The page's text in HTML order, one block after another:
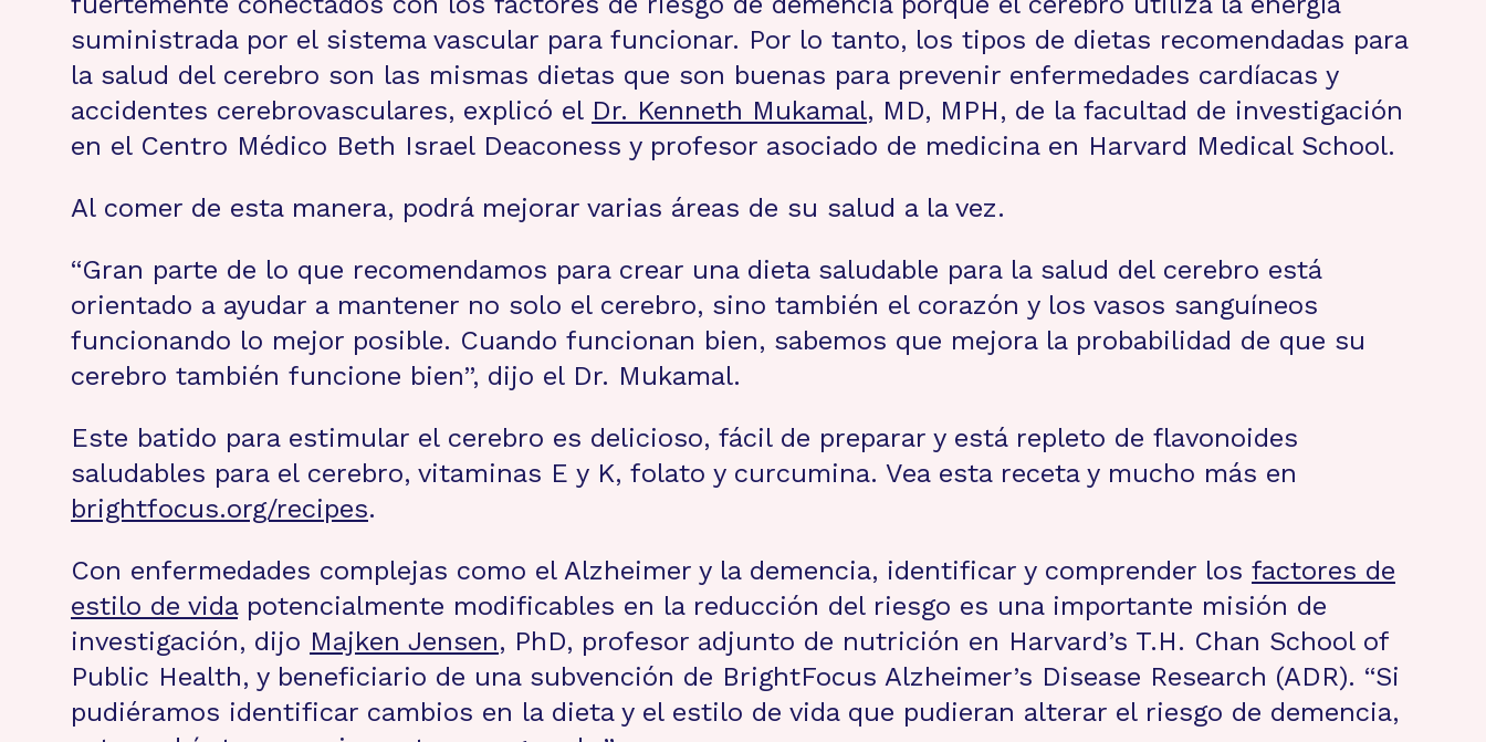
suministrada por el sistema vascular para funcionar. Por lo tanto, los tipos de dietas recomendadas para
la salud del cerebro son las mismas dietas que son buenas para prevenir enfermedades cardíacas y
accidentes cerebrovasculares, explicó el Dr. Kenneth Mukamal, MD, MPH, de la facultad de investigación
en el Centro Médico Beth Israel Deaconess y profesor asociado de medicina en Harvard Medical School.
Al comer de esta manera, podrá mejorar varias áreas de su salud a la vez.
“Gran parte de lo que recomendamos para crear una dieta saludable para la salud del cerebro está
orientado a ayudar a mantener no solo el cerebro, sino también el corazón y los vasos sanguíneos
funcionando lo mejor posible. Cuando funcionan bien, sabemos que mejora la probabilidad de que su
cerebro también funcione bien”, dijo el Dr. Mukamal.
Este batido para estimular el cerebro es delicioso, fácil de preparar y está repleto de flavonoides
saludables para el cerebro, vitaminas E y K, folato y curcumina. Vea esta receta y mucho más en
brightfocus.org/recipes.
Con enfermedades complejas como el Alzheimer y la demencia, identificar y comprender los factores de
estilo de vidapotencialmente modificables en la reducción del riesgo es una importante misión de
investigación, dijo Majken Jensen, PhD, profesor adjunto de nutrición en Harvard’s T.H. Chan School of
Public Health, y beneficiario de una subvención de BrightFocus Alzheimer’s Disease Research (ADR). “Si
pudiéramos identificar cambios en la dieta y el estilo de vida que pudieran alterar el riesgo de demencia,